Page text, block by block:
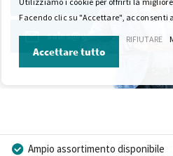
sales@wkk-europe.it
Ampio assortimento disponibile
Facendo clic su "Accettare", acconsenti
Accettare tutto
RIFIUTARE